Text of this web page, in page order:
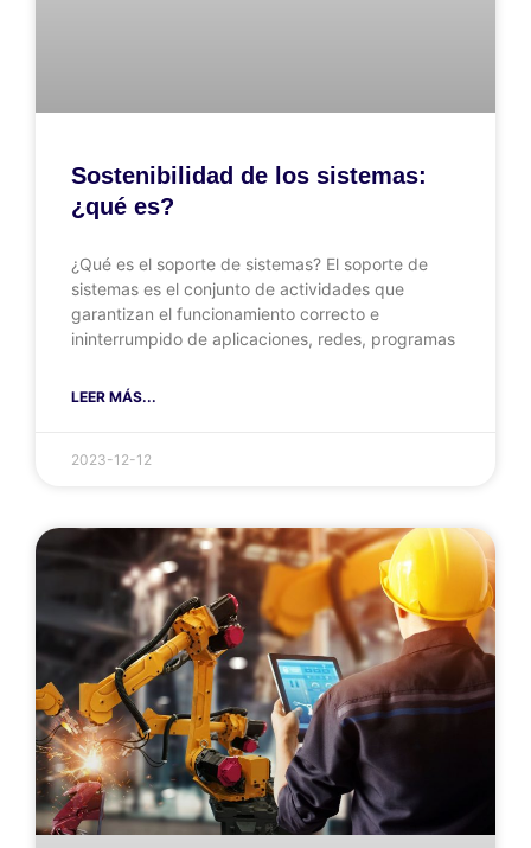
Sostenibilidad de los sistemas:
¿qué es?
¿Qué es el soporte de sistemas? El soporte de
sistemas es el conjunto de actividades que
garantizan el funcionamiento correcto e
ininterrumpido de aplicaciones, redes, programas
LEER MÁS...
2023-12-12